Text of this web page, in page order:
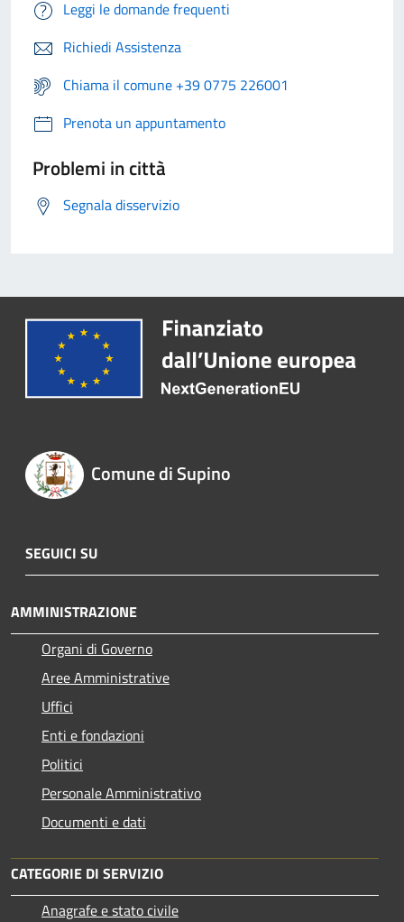
Leggi le domande frequenti
Richiedi Assistenza
Chiama il comune +39 0775 226001
Prenota un appuntamento
Problemi in città
Segnala disservizio
Comune di Supino
SEGUICI SU
AMMINISTRAZIONE
Organi di Governo
Aree Amministrative
Uffici
Enti e fondazioni
Politici
Personale Amministrativo
Documenti e dati
CATEGORIE DI SERVIZIO
Anagrafe e stato civile